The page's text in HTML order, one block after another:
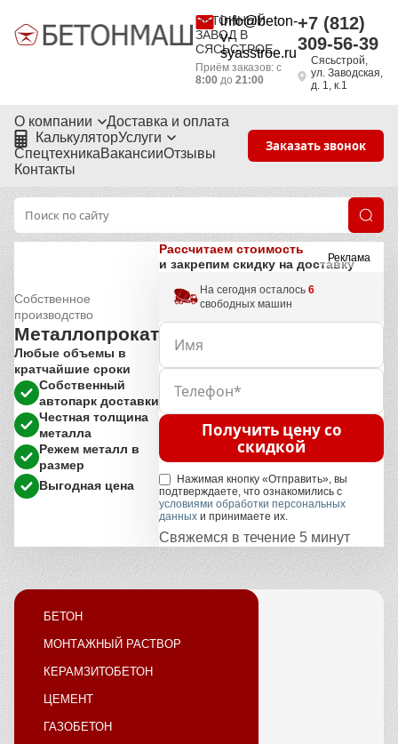
БЕТОННЫЙ
ЗАВОД В
СЯСЬСТРОЕ
info@beton-
v-
syasstroe.ru
Приём заказов: с
8:00 до21:00
+7 (812)
309-56-39
Сясьстрой,
ул. Заводская,
д. 1, к.1
О компании
Доставка и оплата
КалькуляторУслуги
СпецтехникаВакансииОтзывы
Контакты
Заказать звонок
Реклама
Собственное
производство
Металлопрокат
Любые объемы в
кратчайшие сроки
Собственный
автопарк доставки
Честная толщина
металла
Режем металл в
размер
Выгодная цена
Рассчитаем стоимость
и закрепим скидку на доставку
На сегодня осталось 6
свободных машин
Получить цену со
скидкой
Нажимая кнопку «Отправить», вы
подтверждаете, что ознакомились с
условиями обработки персональных
данных и принимаете их.
Свяжемся в течение 5 минут
БЕТОН
МОНТАЖНЫЙ РАСТВОР
КЕРАМЗИТОБЕТОН
ЦЕМЕНТ
ГАЗОБЕТОН